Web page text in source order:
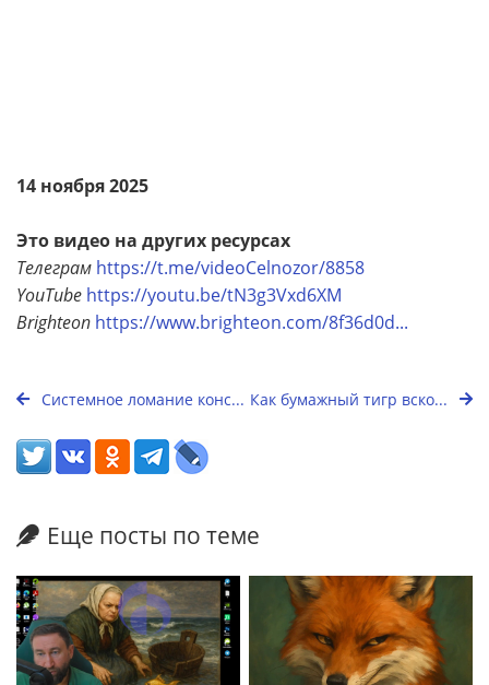
14 ноября 2025
Это видео на других ресурсах
Телеграм https://t.me/videoCelnozor/8858
YouTube https://youtu.be/tN3g3Vxd6XM
Brighteon https://www.brighteon.com/8f36d0d...
Системное ломание конс... Как бумажный тигр вско...
Еще посты по теме